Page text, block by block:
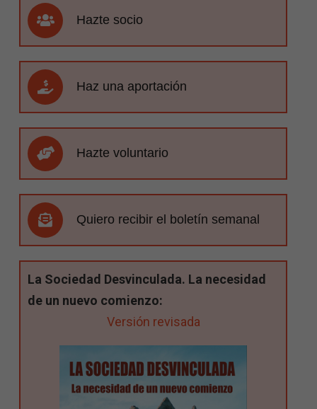
Hazte socio
Haz una aportación
Hazte voluntario
Quiero recibir el boletín semanal
La Sociedad Desvinculada. La necesidad
de un nuevo comienzo:
Versión revisada